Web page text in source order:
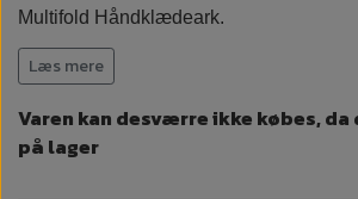
Multifold Håndklædeark.
Læs mere
Varen kan desværre ikke købes, da
på lager